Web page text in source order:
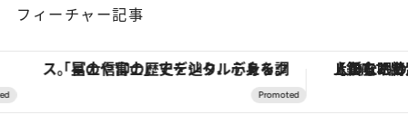
フィーチャー記事
「星のや富士」でデジタルデトックス。冨士信仰の歴史を辿り、心身を調える。 【銀座で出合う最旬美容】美髪ケアや上質